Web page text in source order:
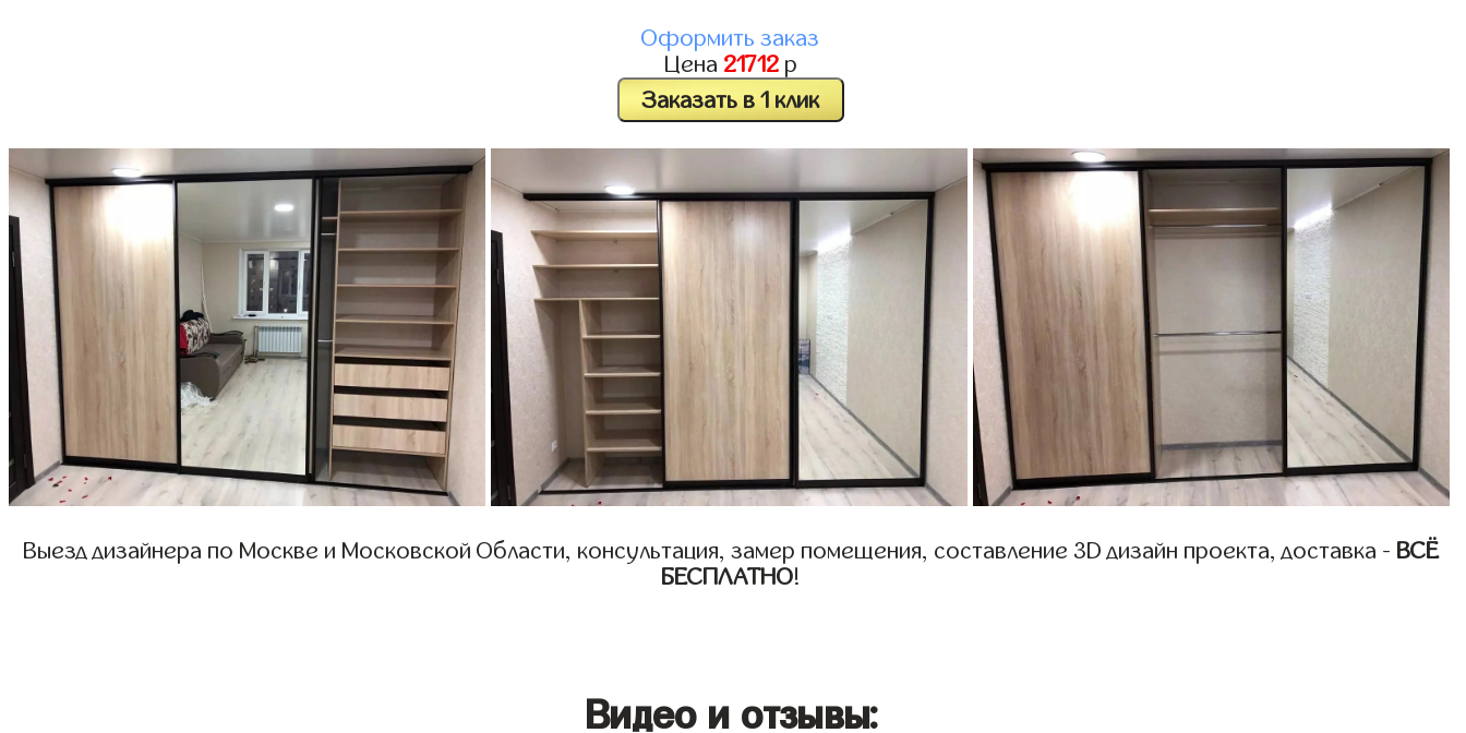
Оформить заказ
Цена 21712р
Заказать в 1 клик
Выезд дизайнера по Москве и Московской Области, консультация, замер помещения, составление 3D дизайн проекта, доставка - ВСЁ
БЕСПЛАТНО!
Видео и отзывы: